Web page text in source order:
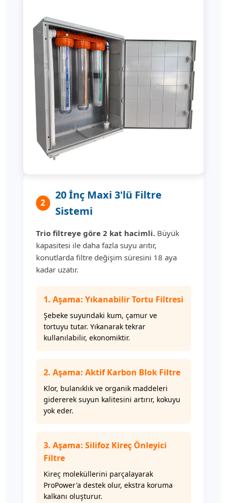
2
20 İnç Maxi 3'lü Filtre
Sistemi
Trio filtreye göre 2 kat hacimli. Büyük
kapasitesi ile daha fazla suyu arıtır,
konutlarda filtre değişim süresini 18 aya
kadar uzatır.
1. Aşama: Yıkanabilir Tortu Filtresi
Şebeke suyundaki kum, çamur ve
tortuyu tutar. Yıkanarak tekrar
kullanılabilir, ekonomiktir.
2. Aşama: Aktif Karbon Blok Filtre
Klor, bulanıklık ve organik maddeleri
gidererek suyun kalitesini artırır, kokuyu
yok eder.
3. Aşama: Silifoz Kireç Önleyici
Filtre
Kireç moleküllerini parçalayarak
ProPower'a destek olur, ekstra koruma
kalkanı oluşturur.